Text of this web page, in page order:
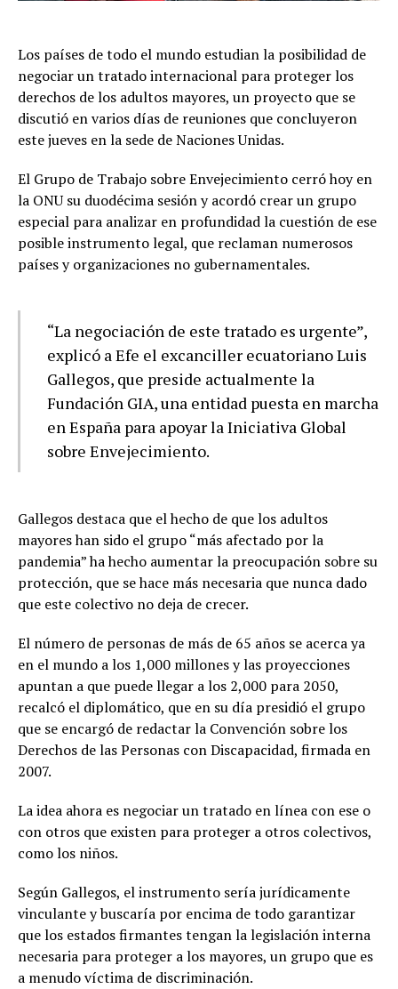
Los países de todo el mundo estudian la posibilidad de
negociar un tratado internacional para proteger los
derechos de los adultos mayores, un proyecto que se
discutió en varios días de reuniones que concluyeron
este jueves en la sede de Naciones Unidas.
El Grupo de Trabajo sobre Envejecimiento cerró hoy en
la ONU su duodécima sesión y acordó crear un grupo
especial para analizar en profundidad la cuestión de ese
posible instrumento legal, que reclaman numerosos
países y organizaciones no gubernamentales.
“La negociación de este tratado es urgente”,
explicó a Efe el excanciller ecuatoriano Luis
Gallegos, que preside actualmente la
Fundación GIA, una entidad puesta en marcha
en España para apoyar la Iniciativa Global
sobre Envejecimiento.
Gallegos destaca que el hecho de que los adultos
mayores han sido el grupo “más afectado por la
pandemia” ha hecho aumentar la preocupación sobre su
protección, que se hace más necesaria que nunca dado
que este colectivo no deja de crecer.
El número de personas de más de 65 años se acerca ya
en el mundo a los 1,000 millones y las proyecciones
apuntan a que puede llegar a los 2,000 para 2050,
recalcó el diplomático, que en su día presidió el grupo
que se encargó de redactar la Convención sobre los
Derechos de las Personas con Discapacidad, firmada en
2007.
La idea ahora es negociar un tratado en línea con ese o
con otros que existen para proteger a otros colectivos,
como los niños.
Según Gallegos, el instrumento sería jurídicamente
vinculante y buscaría por encima de todo garantizar
que los estados firmantes tengan la legislación interna
necesaria para proteger a los mayores, un grupo que es
a menudo víctima de discriminación.